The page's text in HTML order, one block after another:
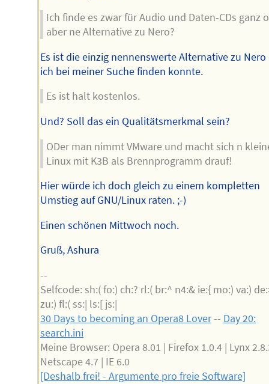
Ich finde es zwar für Audio und Daten-CDs ganz
aber ne Alternative zu Nero?
Es ist die einzig nennenswerte Alternative zu Nero
ich bei meiner Suche finden konnte.
Es ist halt kostenlos.
Und? Soll das ein Qualitätsmerkmal sein?
ODer man nimmt VMware und macht sich n
Linux mit K3B als Brennprogramm drauf!
Hier würde ich doch gleich zu einem kompletten
Umstieg auf GNU/Linux raten. ;-)
Einen schönen Mittwoch noch.
Gruß, Ashura
--
Selfcode: sh:( fo:) ch:? rl:( br:^ n4:& ie:{ mo:) va:)
zu:) fl:( ss:| ls:[ js:|
30 Days to becoming an Opera8 Lover-- Day 20:
search.ini
Meine Browser: Opera 8.01 | Firefox 1.0.4 | Lynx
Netscape 4.7 | IE 6.0
[Deshalb frei! - Argumente pro freie Software]